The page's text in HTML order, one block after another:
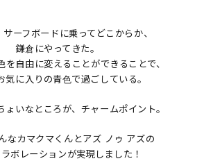
ーフボードに乗ってどこからか、
鎌倉にやってきた。
を自由に変えることができることで、
気に入りの青色で過ごしている。
ょいなところが、チャームポイント。
なカマクマくんとアズ ノゥ アズの
ボレーションが実現しました！